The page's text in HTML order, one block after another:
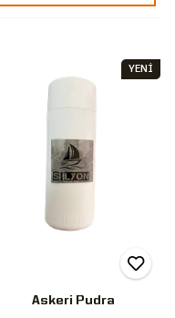
Askeri Pudra
YENİ